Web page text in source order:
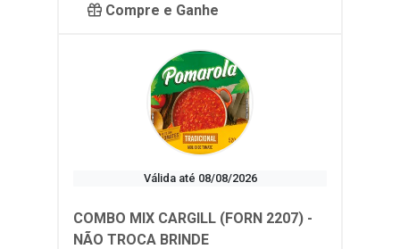
Compre e Ganhe
Válida até 08/08/2026
COMBO MIX CARGILL (FORN 2207) -
NÃO TROCA BRINDE